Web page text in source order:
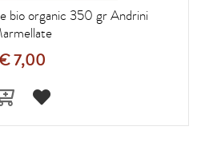
bio organic 350 gr Andrini
7,00